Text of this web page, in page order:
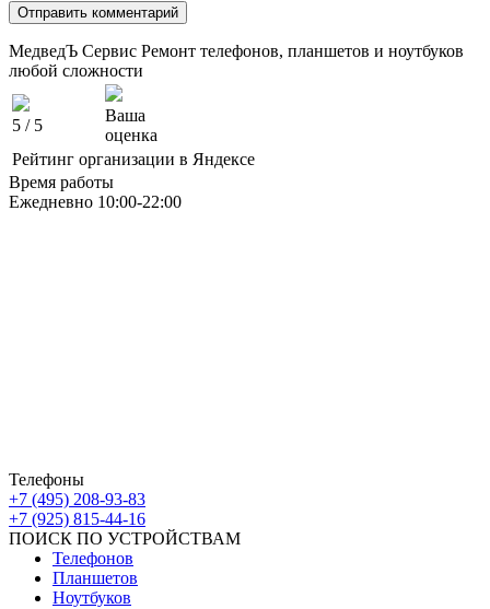
МедведЪ Сервис Ремонт телефонов, планшетов и ноутбуков
любой сложности
5 / 5
Ваша
оценка
Рейтинг организации в Яндексе
Время работы
Ежедневно 10:00-22:00
Телефоны
+7 (495) 208-93-83
+7 (925) 815-44-16
ПОИСК ПО УСТРОЙСТВАМ
Телефонов
Планшетов
Ноутбуков